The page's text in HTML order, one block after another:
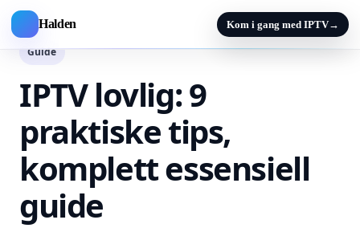
Halden Kom i gang med IPTV→
Guide
IPTV lovlig: 9
praktiske tips,
komplett essensiell
guide